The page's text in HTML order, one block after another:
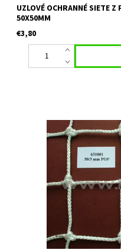
UZLOVÉ OCHRANNÉ SIETE
50X50MM
€3,80
Uzlová ochranná sieť s
priemyselné plochy,
a multifunkčné ihriská.